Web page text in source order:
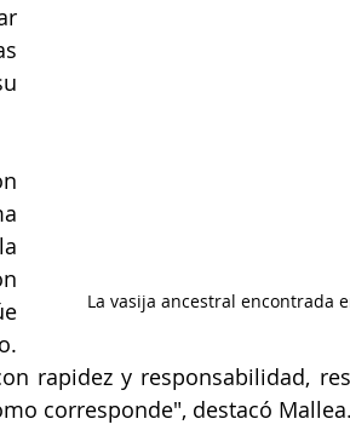
La vasija ancestral encontrada
rapidez y responsabilidad,
corresponde", destacó Mallea.